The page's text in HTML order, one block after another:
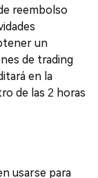
reembolso
un
de trading
en la
de las 2 horas
usarse para